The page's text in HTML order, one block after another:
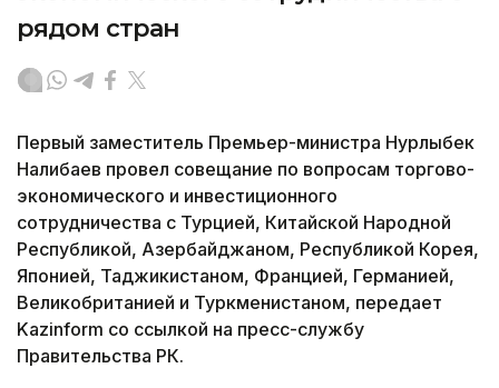
рядом стран
Первый заместитель Премьер-министра Нурлыбек
Налибаев провел совещание по вопросам торгово-
экономического и инвестиционного
сотрудничества с Турцией, Китайской Народной
Республикой, Азербайджаном, Республикой Корея,
Японией, Таджикистаном, Францией, Германией,
Великобританией и Туркменистаном, передает
Kazinform со ссылкой на пресс-службу
Правительства РК.